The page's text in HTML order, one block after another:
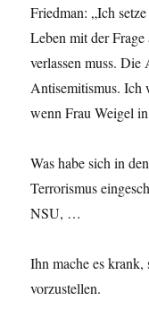
Friedman: „Ich
Leben mit der Frage
verlassen muss.
Antisemitismus. Ich
wenn Frau Weigel
Was habe sich in
Terrorismus
NSU, …
Ihn mache es
vorzustellen.